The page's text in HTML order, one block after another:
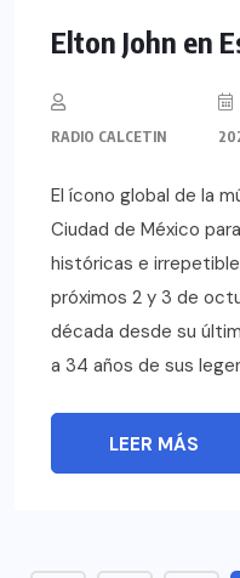
Elton John en
RADIO CALCETIN
El ícono global de la
Ciudad de México
históricas e
próximos 2 y 3 de
década desde su
a 34 años de sus
LEER MÁS